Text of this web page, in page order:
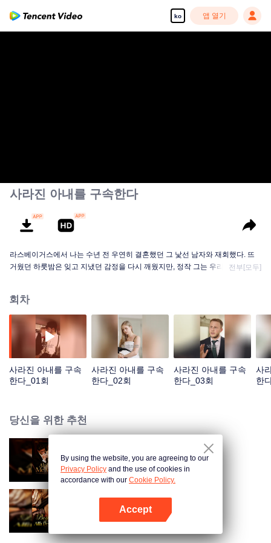
ko 앱 열기
사라진 아내를 구속한다
라스베이거스에서 나는 수년 전 우연히 결혼했던 그 낯선 남자와 재회했다. 뜨
거웠던 하룻밤은 잊고 지냈던 감정을 다시 깨웠지만, 정작 그는 우리 사이의 모
른다. 자신 앞에 있는 여자가 바로 그 아내인 줄도 모른 채.
전부[모두]
회차
사라진 아내를 구속
한다_01회
사라진 아내를 구속
한다_02회
사라진 아내를 구속
한다_03회
사
한
당신을 위한 추천
그대여, 나만 편애해 줘
키스해줘, 나의 운명적 연인
By using the website, you are agreeing to our
Privacy Policy and the use of cookies in
accordance with our Cookie Policy.
Accept